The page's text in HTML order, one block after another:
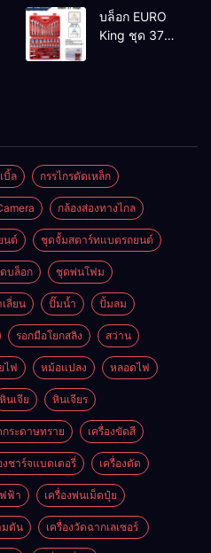
2-26 DFR ทุ่น
ทองแดงแท้
100%
บล็อก EURO
King ชุด 37
บิ้ล กรรไกรตัดเหล็ก
กล้องส่องทางไกล
นต์​ ชุดจั้มสตาร์ทแบตรถยนต์
บล็อก ชุดพ่นโฟม
ลี่ยน ปั๊มน้ำ ปั้มลม
รอกมือโยกสลิง สว่าน
ไฟ หม้อแปลง หลอดไฟ
หินเจีย หินเจียร
กระดาษทราย เครื่องขัดสี
งชาร์จแบตเตอรี่ เครื่องตัด
ฟ้า เครื่องพ่นเม็ดปุ๋ย
มดัน เครื่องวัดฉากเลเซอร์